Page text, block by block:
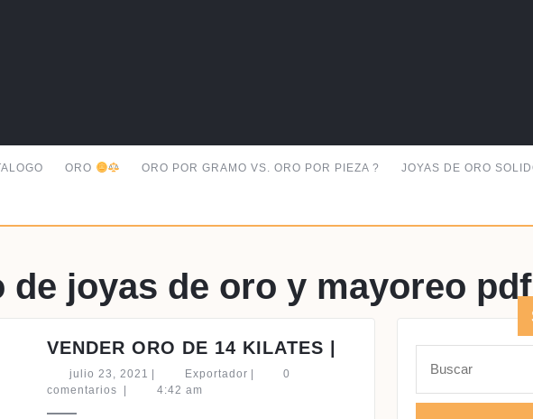
ORO ORO POR GRAMO VS. ORO POR PIEZA ? JOYAS DE ORO
de joyas de oro y mayoreo pdf
VENDER ORO DE 14 KILATES |
julio 23, 2021 julio
23,
ExportadorExportador
0
comentarios
4:42 am